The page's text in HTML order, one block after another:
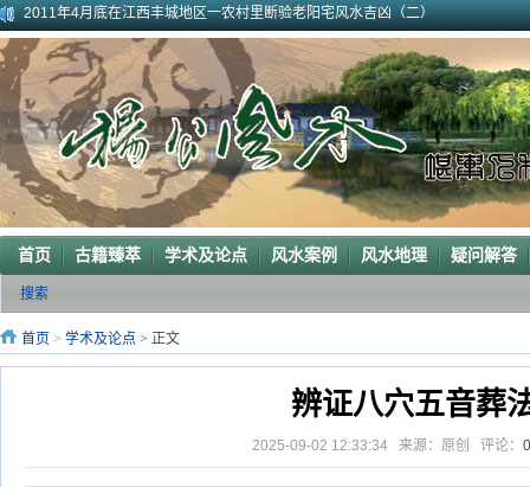
2011年4月底在江西丰城地区一农村里断验老阳宅风水吉凶（二）
2011年5月初应福建晋江东家邀请堪察调整阳宅风水布局
2011年5月底应广西玉林地区东家邀请断验堪察阳宅风水
2011年应广西巴马东家邀请堪察断验阳宅风水吉凶
《葬 书》注 解
广西南宁地区一葬地水聚天心
广西巴马一龙穴形局
杨公风水--山形之贵人拱手
2010年9月在广西容县为李喜中的亲戚找到的龙穴图
2023年3月18日广东电白地区一眼相中“猛虎下山”形
首页 古籍臻萃 学术及论点 风水案例 风水地理 疑问解答
搜索
首页 > 学术及论点 > 正文
辨证八穴五音葬
2025-09-02 12:33:34 来源：原创 评论： 0